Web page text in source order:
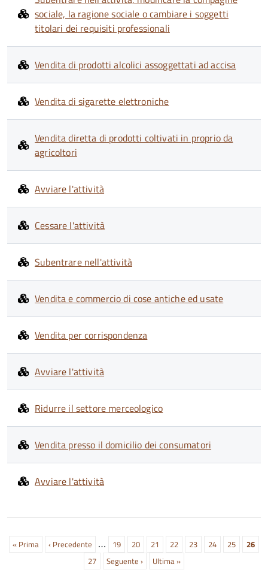
sociale, la ragione sociale o cambiare i soggetti
titolari dei requisiti professionali
Vendita di prodotti alcolici assoggettati ad accisa
Vendita di sigarette elettroniche
Vendita diretta di prodotti coltivati in proprio da
agricoltori
Avviare l'attività
Cessare l'attività
Subentrare nell'attività
Vendita e commercio di cose antiche ed usate
Vendita per corrispondenza
Avviare l'attività
Ridurre il settore merceologico
Vendita presso il domicilio dei consumatori
Avviare l'attività
Paginazione
Prima
« Prima
Pagina
‹ Precedente … Page
19 Page
20 Page
21 Page
22 Page
23 Page
24 Page
25
26
Page
27
Prossima
Seguente ›
Ultima
Ultima »